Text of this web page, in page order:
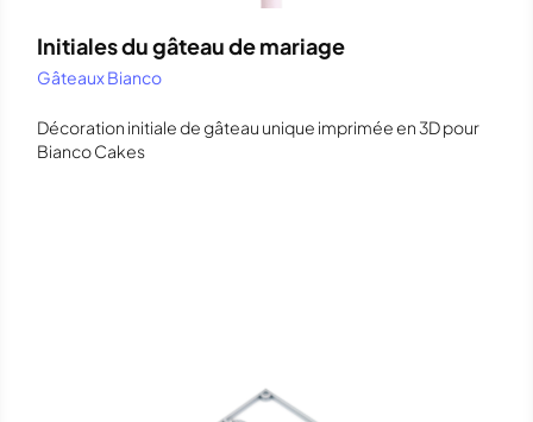
Initiales du gâteau de mariage
Gâteaux Bianco
Décoration initiale de gâteau unique imprimée en 3D pour
Bianco Cakes